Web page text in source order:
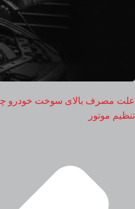
علت مصرف بالای سوخت خودرو
تنظیم موتور